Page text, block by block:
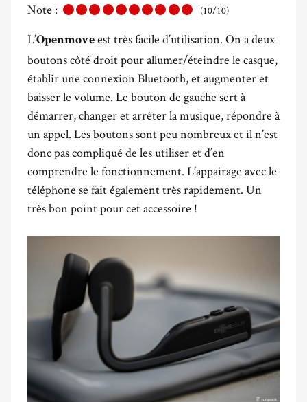
Note : (10/10)
L’Openmove est très facile d’utilisation. On a deux
boutons côté droit pour allumer/éteindre le casque,
établir une connexion Bluetooth, et augmenter et
baisser le volume. Le bouton de gauche sert à
démarrer, changer et arrêter la musique, répondre à
un appel. Les boutons sont peu nombreux et il n’est
donc pas compliqué de les utiliser et d’en
comprendre le fonctionnement. L’appairage avec le
téléphone se fait également très rapidement. Un
très bon point pour cet accessoire !